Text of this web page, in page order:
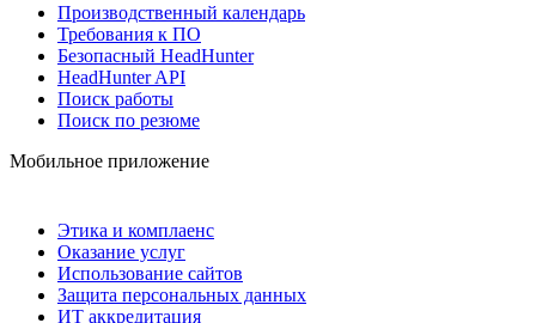
Производственный календарь
Требования к ПО
Безопасный HeadHunter
HeadHunter API
Поиск работы
Поиск по резюме
Мобильное приложение
Этика и комплаенс
Оказание услуг
Использование сайтов
Защита персональных данных
ИТ аккредитация